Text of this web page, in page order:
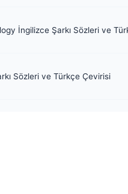
İngilizce Şarkı Sözleri ve
Sözleri ve Türkçe Çevirisi